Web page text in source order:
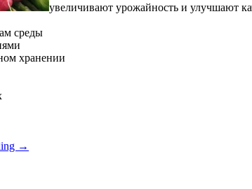
увеличивают урожайность и улучшают
среды
хранении
→